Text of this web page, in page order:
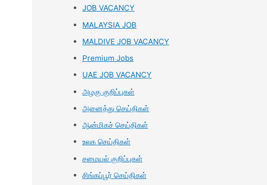
JOB VACANCY
MALAYSIA JOB
MALDIVE JOB VACANCY
Premium Jobs
UAE JOB VACANCY
அழகு குறிப்புகள்
அனைத்து செய்திகள்
ஆன்மிகச் செய்திகள்
உலக செய்திகள்
சமையல் குறிப்புகள்
சிங்கப்பூர் செய்திகள்